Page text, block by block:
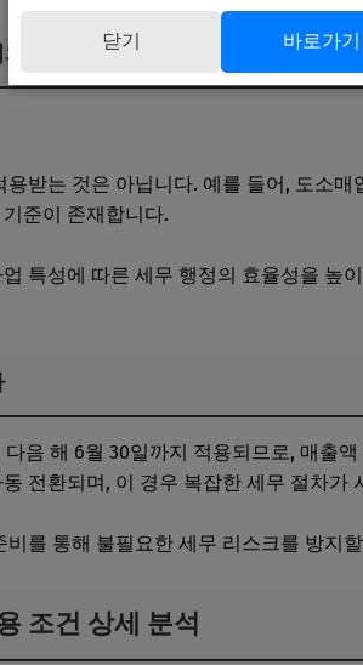
특수 업종 적용 조건
받는 것은 아닙니다. 예를 들어, 도소
준이 존재합니다.
특성에 따른 세무 행정의 효율성을 높
음 해 6월 30일까지 적용되므로, 매출
전환되며, 이 경우 복잡한 세무 절차가
를 통해 불필요한 세무 리스크를 방지
조건 상세 분석
닫기 바로가기